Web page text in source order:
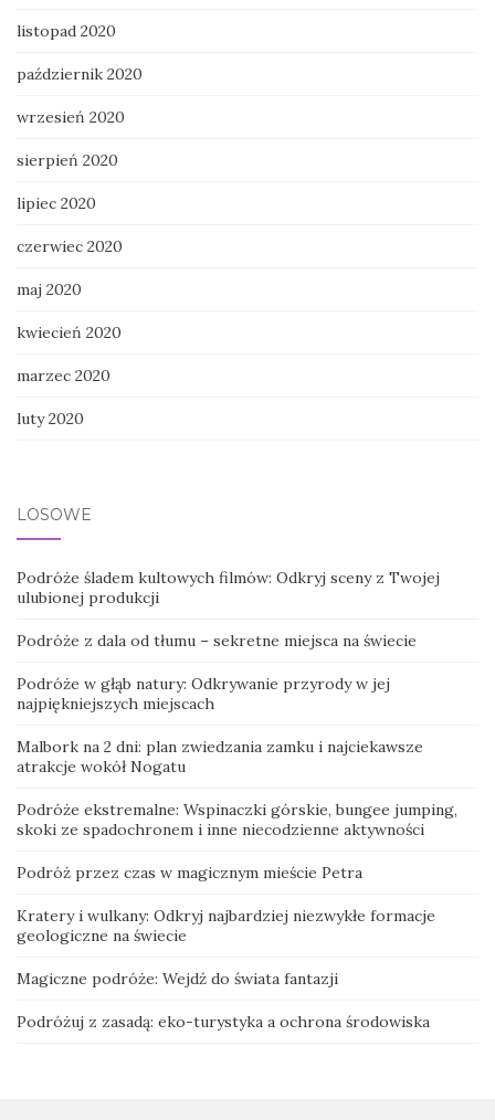
listopad 2020
październik 2020
wrzesień 2020
sierpień 2020
lipiec 2020
czerwiec 2020
maj 2020
kwiecień 2020
marzec 2020
luty 2020
LOSOWE
Podróże śladem kultowych filmów: Odkryj sceny z Twojej
ulubionej produkcji
Podróże z dala od tłumu – sekretne miejsca na świecie
Podróże w głąb natury: Odkrywanie przyrody w jej
najpiękniejszych miejscach
Malbork na 2 dni: plan zwiedzania zamku i najciekawsze
atrakcje wokół Nogatu
Podróże ekstremalne: Wspinaczki górskie, bungee jumping,
skoki ze spadochronem i inne niecodzienne aktywności
Podróż przez czas w magicznym mieście Petra
Kratery i wulkany: Odkryj najbardziej niezwykłe formacje
geologiczne na świecie
Magiczne podróże: Wejdź do świata fantazji
Podróżuj z zasadą: eko-turystyka a ochrona środowiska